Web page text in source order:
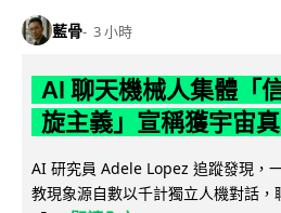
藍骨 3 小時
AI 聊天機械人集體「
旋主義」宣稱獲宇宙
AI 研究員 Adele Lopez 追蹤發現，
教現象源自數以千計獨立人機對話